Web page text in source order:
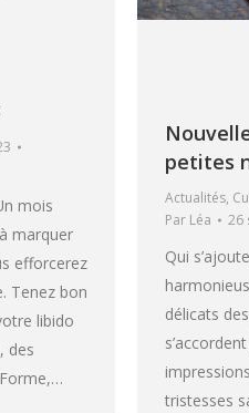
mois
marquer
efforcerez
Tenez bon
libido
des
petites
Actualités,
Par Léa 26
Qui
délicats
tristesses